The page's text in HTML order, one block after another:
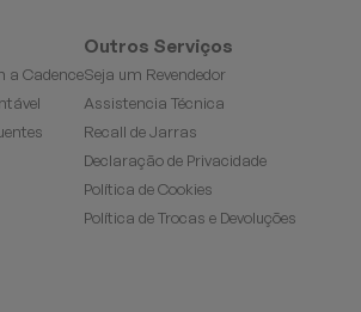
a Cadence
Outros Serviços
Seja um Revendedor
Assistencia Técnica
Recall de Jarras
Declaração de Privacidade
Política de Cookies
Política de Trocas e Devoluções